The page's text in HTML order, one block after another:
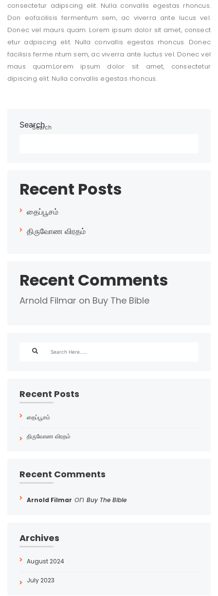
consectetur adipscing elit. Nulla convallis egestas rhoncus.
Don eofacilisis fermentum sem, ac viverra ante lucus vel.
Donec vel maurs quam. Lorem ipsum dolor sit amet, consect
etur adpiscing elit. Nulla convallis egestas rhoncus. Donec
facilisis ferme ntum sem, ac viverra ante luctus vel. Donec vel
maus quam.Lorem ipsum dolor sit amet, consectetur
dipiscing elit. Nulla convallis egestas rhoncus.
Search
Search
Recent Posts
தைப்பூசம்
திருவோண விரதம்
Recent Comments
Arnold Filmar on Buy The Bible
Recent Posts
தைப்பூசம்
திருவோண விரதம்
Recent Comments
Arnold Filmar on Buy The Bible
Archives
August 2024
July 2023